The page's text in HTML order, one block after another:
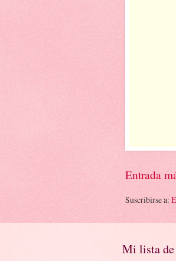
Entrada
Suscribirse a:
Mi lista